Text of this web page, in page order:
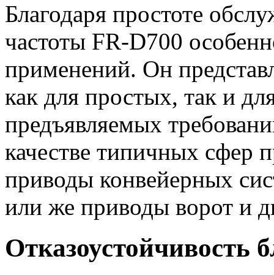
Благодаря простоте
частоты FR-D700
применений. Он
как для простых, так и
предъявляемых
качестве типичных сфер
приводы конвейерных
или же приводы ворот и
Отказоустойчивость